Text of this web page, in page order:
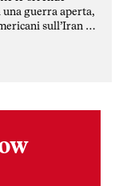
una guerra aperta,
sull’Iran e